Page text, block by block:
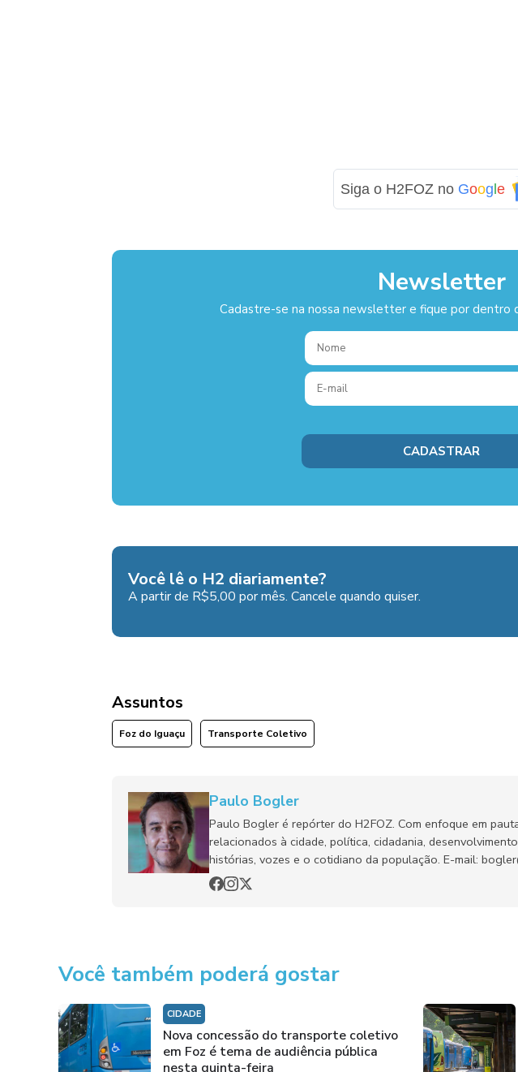
Siga o H2FOZ no Google
Newsletter
Cadastre-se na nossa newsletter e fique por dentro
Você lê o H2 diariamente?
A partir de R$5,00 por mês. Cancele quando quiser.
Assuntos
Foz do Iguaçu Transporte Coletivo
Paulo Bogler
Paulo Bogler é repórter do H2FOZ. Com enfoque em
relacionados à cidade, política, cidadania,
histórias, vozes e o cotidiano da população. E-mail:
Você também poderá gostar
CIDADE
Nova concessão do transporte coletivo
em Foz é tema de audiência pública
nesta quinta-feira